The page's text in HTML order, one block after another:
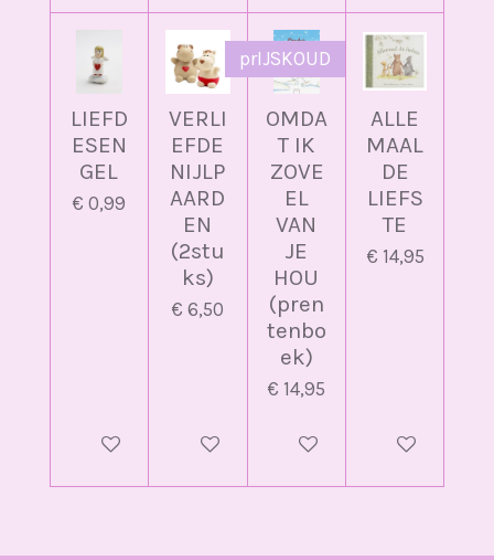
LIEFD
ESEN
GEL
€ 0,99
In winkelwagen
VERLI
EFDE
NIJLP
AARD
EN
(2stu
ks)
€ 6,50
In winkelwagen
prIJSKOUD
OMDA
T IK
ZOVE
EL
VAN
JE
HOU
(pren
tenbo
ek)
€ 14,95
In winkelwagen
ALLE
MAAL
DE
LIEFS
TE
€ 14,95
In